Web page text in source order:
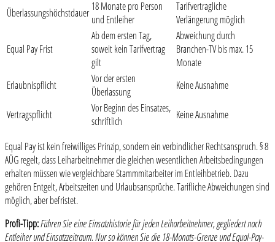
Überlassungshöchstdauer 18 Monate pro Person
und Entleiher
Tarifvertragliche
Verlängerung möglich
Equal Pay Frist
Ab dem ersten Tag,
soweit kein Tarifvertrag
gilt
Abweichung durch
Branchen-TV bis max. 15
Monate
Erlaubnispflicht
Vor der ersten
Überlassung
Keine Ausnahme
Vertragspflicht
Vor Beginn des Einsatzes,
schriftlich
Keine Ausnahme
Equal Pay ist kein freiwilliges Prinzip, sondern ein verbindlicher Rechtsanspruch. § 8
AÜG regelt, dass Leiharbeitnehmer die gleichen wesentlichen Arbeitsbedingungen
erhalten müssen wie vergleichbare Stammmitarbeiter im Entleihbetrieb. Dazu
gehören Entgelt, Arbeitszeiten und Urlaubsansprüche. Tarifliche Abweichungen sind
möglich, aber befristet.
Profi-Tipp:Führen Sie eine Einsatzhistorie für jeden Leiharbeitnehmer, gegliedert nach
Entleiher und Einsatzzeitraum. Nur so können Sie die 18-Monats-Grenze und Equal-Pay-